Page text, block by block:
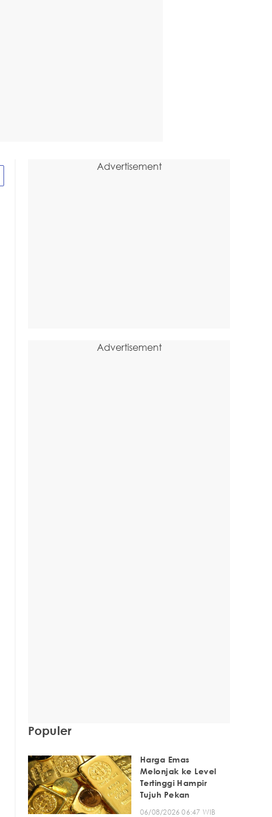
Advertisement
Advertisement
Populer
Harga Emas
Melonjak ke Level
Tertinggi Hampir
Tujuh Pekan
06/08/2026 06:47 WIB